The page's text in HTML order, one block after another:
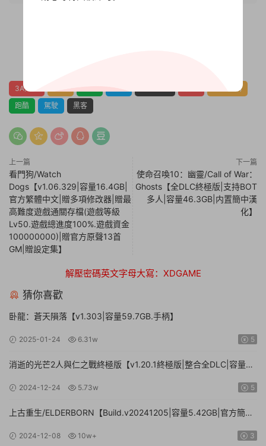
3A大作
第三人稱
跑酷
駕駛 黑客
上一篇
看門狗/Watch
Dogs【v1.06.329|容量16.4GB|
官方繁體中文|贈多項修改器|贈最
高難度遊戲通關存檔(遊戲等級
Lv50.遊戲總進度100%.遊戲資金
100000000)|贈官方原聲13首
GM|贈設定集】
下一篇
使命召喚10：幽靈/Call of War：
Ghosts【全DLC終極版|支持BOT
多人|容量46.3GB|内置簡中漢
化】
解壓密碼英文字母大寫：XDGAME
猜你喜歡
卧龍：蒼天隕落【v1.303|容量59.7GB.手柄】
2025-01-24 6.31w 5
消逝的光芒2人與仁之戰終極版【v1.20.1終極版|整合全DLC|容量
2024-12-24 5.73w 5
上古重生/ELDERBORN【Build.v20241205|容量5.42GB|官方簡體
2024-12-08 10w+ 3